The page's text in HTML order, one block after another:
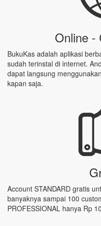
Online -
BukuKas adalah aplikasi
sudah terinstal di internet.
dapat langsung
kapan saja.
Account STANDARD gratis
banyaknya sampai 100
PROFESSIONAL hanya Rp